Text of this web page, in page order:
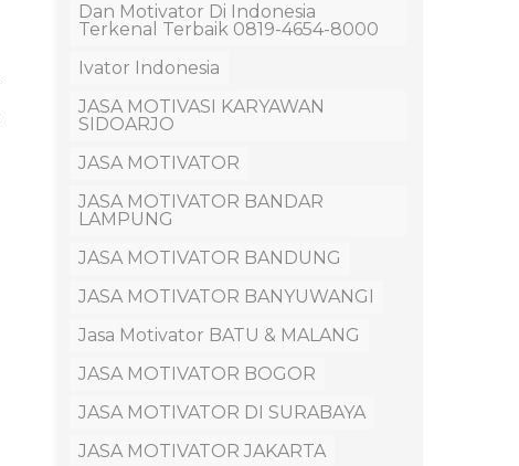
Dan Motivator Di Indonesia
Terkenal Terbaik 0819-4654-8000
Ivator Indonesia
JASA MOTIVASI KARYAWAN
SIDOARJO
JASA MOTIVATOR
JASA MOTIVATOR BANDAR
LAMPUNG
JASA MOTIVATOR BANDUNG
JASA MOTIVATOR BANYUWANGI
Jasa Motivator BATU & MALANG
JASA MOTIVATOR BOGOR
JASA MOTIVATOR DI SURABAYA
JASA MOTIVATOR JAKARTA